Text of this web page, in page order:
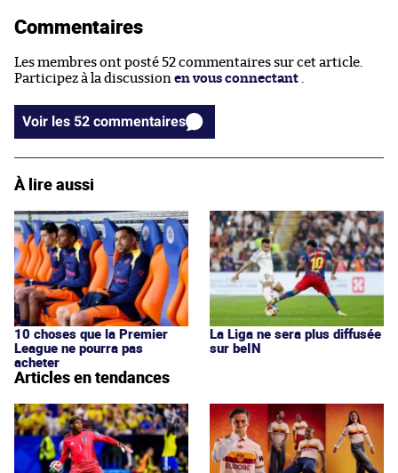
Commentaires
Les membres ont posté 52 commentaires sur cet article.
Participez à la discussion en vous connectant
Voir les 52 commentaires
À lire aussi
10 choses que la Premier
League ne pourra pas
acheter
La Liga ne sera plus diffusée
sur beIN
Articles en tendances